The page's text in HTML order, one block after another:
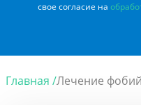
свое согласие на
Главная /Лечение фобий